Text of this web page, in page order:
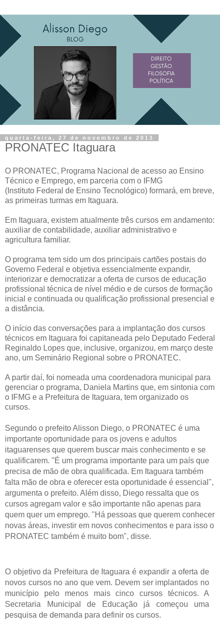
quarta-feira, 27 de novembro de 2013
PRONATEC Itaguara
O PRONATEC, Programa Nacional de acesso ao Ensino
Técnico e Emprego, em parceria com o IFMG
(Instituto Federal de Ensino Tecnológico) formará, em breve,
as primeiras turmas em Itaguara.
Em Itaguara, existem atualmente três cursos em andamento:
auxiliar de contabilidade, auxiliar administrativo e
agricultura familiar.
O programa tem sido um dos principais cartões postais do
Governo Federal e objetiva essencialmente expandir,
interiorizar e democratizar a oferta de cursos de educação
profissional técnica de nível médio e de cursos de formação
inicial e continuada ou qualificação profissional presencial e
a distância.
O início das conversações para a implantação dos cursos
técnicos em Itaguara foi capitaneada pelo Deputado Federal
Reginaldo Lopes que, inclusive, organizou, em março deste
ano, um Seminário Regional sobre o PRONATEC.
A partir daí, foi nomeada uma coordenadora municipal para
gerenciar o programa, Daniela Martins que, em sintonia com
o IFMG e a Prefeitura de Itaguara, tem organizado os
cursos.
Segundo o prefeito Alisson Diego, o PRONATEC é uma
importante oportunidade para os jovens e adultos
itaguarenses que querem buscar mais conhecimento e se
qualificarem. "É um programa importante para um país que
precisa de mão de obra qualificada. Em Itaguara também
falta mão de obra e oferecer esta oportunidade é essencial",
argumenta o prefeito. Além disso, Diego ressalta que os
cursos agregam valor e são importante não apenas para
quem quer um emprego. "Há pessoas que querem conhecer
novas áreas, investir em novos conhecimentos e para isso o
PRONATEC também é muito bom", disse.
O objetivo da Prefeitura de Itaguara é expandir a oferta de
novos cursos no ano que vem. Devem ser implantados no
município pelo menos mais cinco cursos técnicos. A
Secretaria Municipal de Educação já começou uma
pesquisa de demanda para definir os cursos.